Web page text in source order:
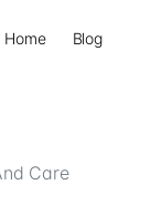
Home Blog
Care